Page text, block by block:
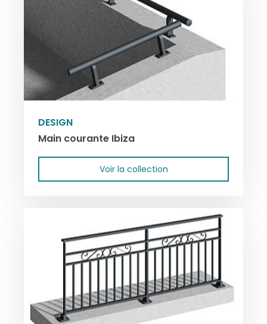
DESIGN
Main courante Ibiza
Voir la collection